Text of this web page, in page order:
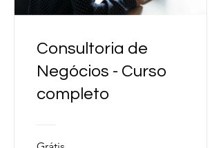
Consultoria de
Negócios - Curso
completo